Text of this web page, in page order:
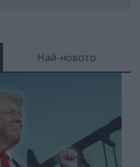
Най-новото